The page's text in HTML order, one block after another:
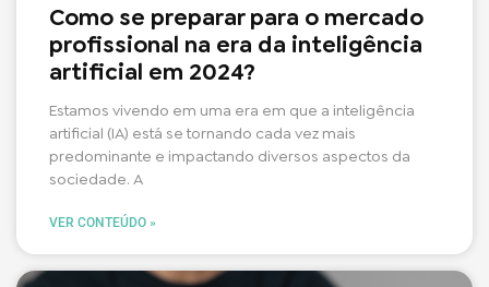
Como se preparar para o mercado
profissional na era da inteligência
artificial em 2024?
Estamos vivendo em uma era em que a inteligência
artificial (IA) está se tornando cada vez mais
predominante e impactando diversos aspectos da
sociedade. A
VER CONTEÚDO »